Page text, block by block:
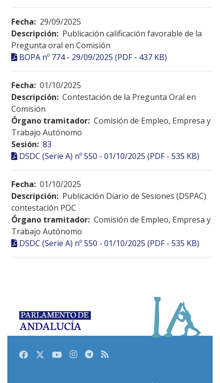
Fecha: 29/09/2025
Descripción: Publicación calificación favorable de la
Pregunta oral en Comisión
BOPA nº 774 - 29/09/2025 (PDF - 437 KB)
Fecha: 01/10/2025
Descripción: Contestación de la Pregunta Oral en
Comisión
Órgano tramitador: Comisión de Empleo, Empresa y
Trabajo Autónomo
Sesión: 83
DSDC (Serie A) nº 550 - 01/10/2025 (PDF - 535 KB)
Fecha: 01/10/2025
Descripción: Publicación Diario de Sesiones (DSPAC)
contestación POC
Órgano tramitador: Comisión de Empleo, Empresa y
Trabajo Autónomo
DSDC (Serie A) nº 550 - 01/10/2025 (PDF - 535 KB)
FacebookTwitterYoutubeInstagram
Telegram
RSS